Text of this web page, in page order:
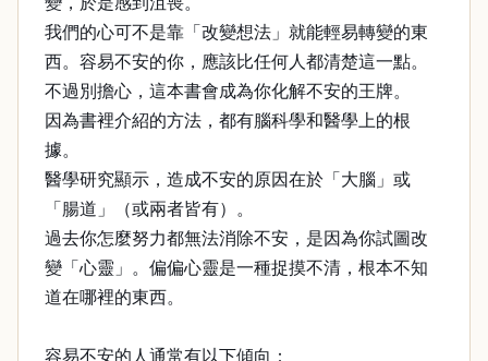
我們的心可不是靠「改變想法」就能輕易轉變的東
西。容易不安的你，應該比任何人都清楚這一點。
不過別擔心，這本書會成為你化解不安的王牌。
因為書裡介紹的方法，都有腦科學和醫學上的根
據。
醫學研究顯示，造成不安的原因在於「大腦」或
「腸道」（或兩者皆有）。
過去你怎麼努力都無法消除不安，是因為你試圖改
變「心靈」。偏偏心靈是一種捉摸不清，根本不知
道在哪裡的東西。
容易不安的人通常有以下傾向：